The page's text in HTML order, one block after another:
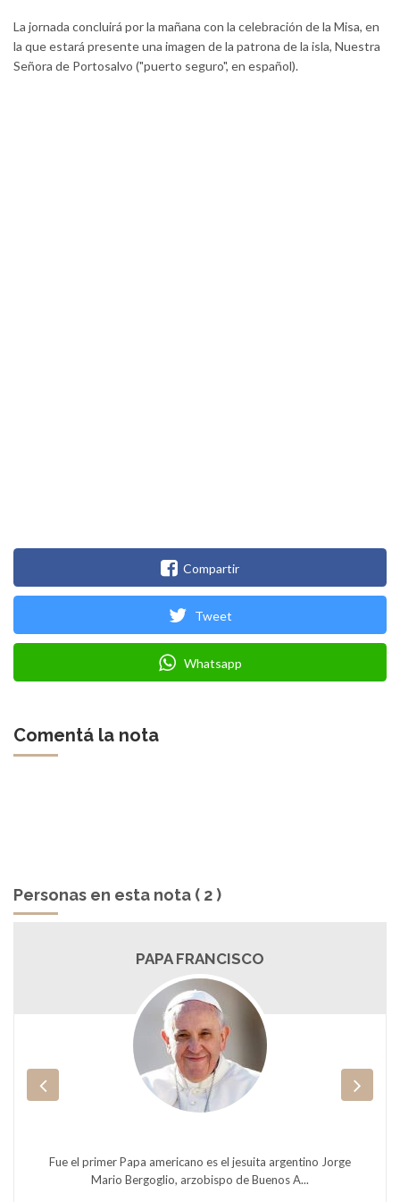
La jornada concluirá por la mañana con la celebración de la Misa, en
la que estará presente una imagen de la patrona de la isla, Nuestra
Señora de Portosalvo ("puerto seguro", en español).
Compartir
Tweet
Whatsapp
Comentá la nota
Personas en esta nota ( 2 )
PAPA FRANCISCO
Fue el primer Papa americano es el jesuita argentino Jorge
Mario Bergoglio, arzobispo de Buenos A...